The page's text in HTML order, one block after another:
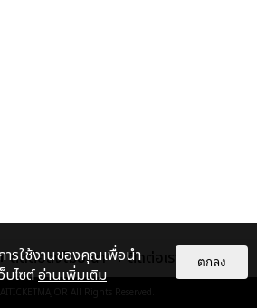
ติดต่อลงโฆษณา ติดต่อเรา
All Rights Reserved.
ารใช้งานของคุณเพื่อนำ
บไซต์อ่านเพิ่มเติม
ตกลง